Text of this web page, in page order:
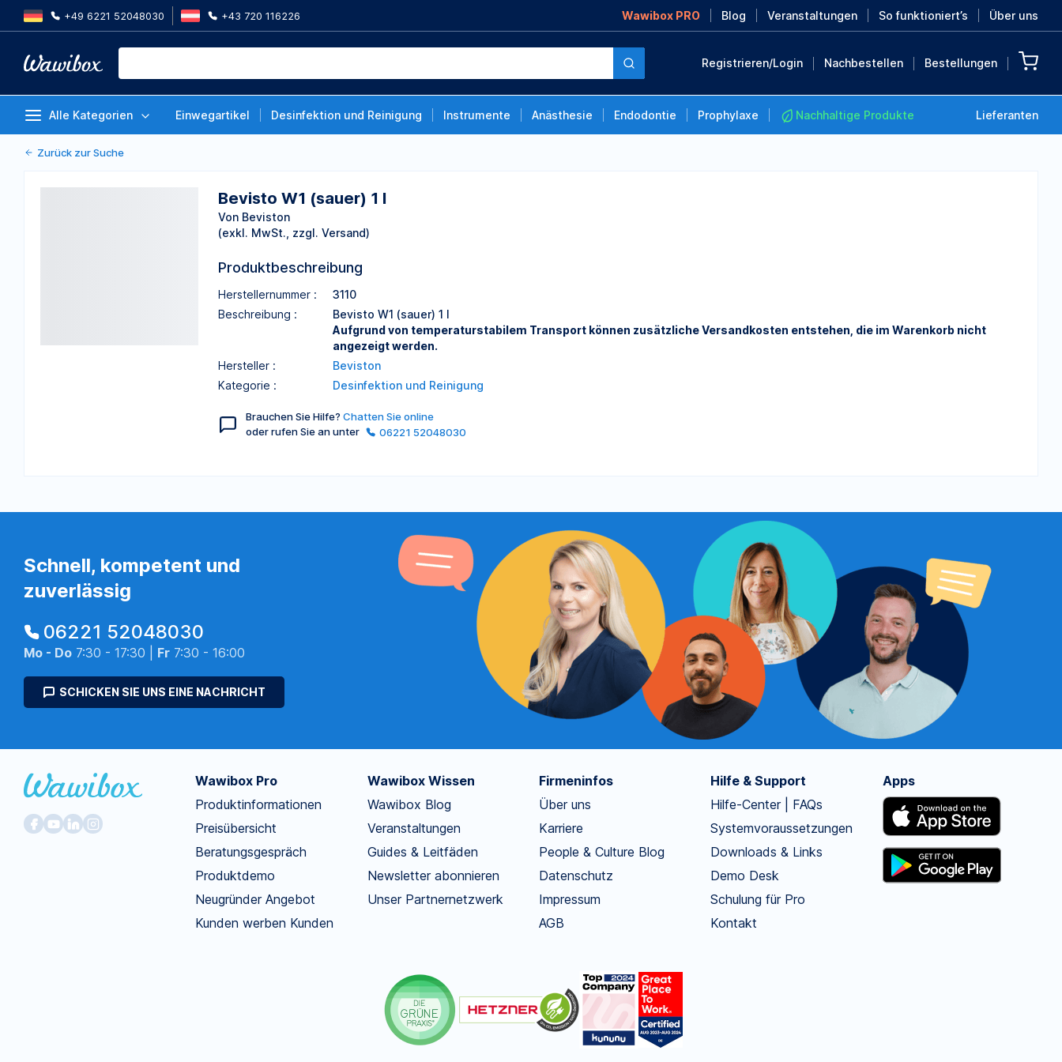
+49 6221 52048030 +43 720 116226 Wawibox PRO Blog Veranstaltungen So funktioniert’s Über uns
Registrieren/Login Nachbestellen Bestellungen
Alle Kategorien Einwegartikel Desinfektion und Reinigung Instrumente Anästhesie Endodontie Prophylaxe Nachhaltige Produkte Lieferanten
Von Beviston
Zurück zur Suche
Bevisto W1 (sauer) 1 l
Von Beviston
(exkl. MwSt., zzgl. Versand)
Produktbeschreibung
Herstellernummer :
3110
Beschreibung :
Bevisto W1 (sauer) 1 l
Aufgrund von temperaturstabilem Transport können zusätzliche Versandkosten entstehen, die im Warenkorb nicht
angezeigt werden.
Hersteller :
Beviston
Kategorie :
Desinfektion und Reinigung
Brauchen Sie Hilfe? Chatten Sie online
oder rufen Sie an unter
06221 52048030
Schnell, kompetent und
zuverlässig
06221 52048030
Mo - Do 7:30 - 17:30 | Fr 7:30 - 16:00
SCHICKEN SIE UNS EINE NACHRICHT
Wawibox Pro
Produktinformationen
Preisübersicht
Beratungsgespräch
Produktdemo
Neugründer Angebot
Kunden werben Kunden
Wawibox Wissen
Wawibox Blog
Veranstaltungen
Guides & Leitfäden
Newsletter abonnieren
Unser Partnernetzwerk
Firmeninfos
Über uns
Karriere
People & Culture Blog
Datenschutz
Impressum
AGB
Hilfe & Support
Hilfe-Center | FAQs
Systemvoraussetzungen
Downloads & Links
Demo Desk
Schulung für Pro
Kontakt
Apps